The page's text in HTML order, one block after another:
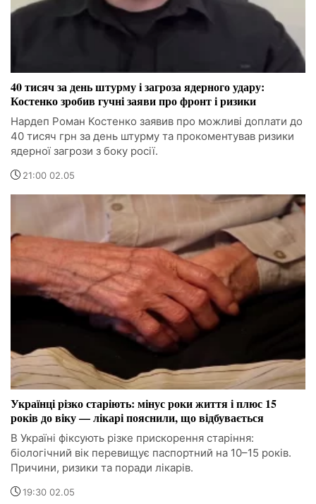
40 тисяч за день штурму і загроза ядерного удару:
Костенко зробив гучні заяви про фронт і ризики
Нардеп Роман Костенко заявив про можливі доплати до
40 тисяч грн за день штурму та прокоментував ризики
ядерної загрози з боку росії.
21:00 02.05
Українці різко старіють: мінус роки життя і плюс 15
років до віку — лікарі пояснили, що відбувається
В Україні фіксують різке прискорення старіння:
біологічний вік перевищує паспортний на 10–15 років.
Причини, ризики та поради лікарів.
19:30 02.05